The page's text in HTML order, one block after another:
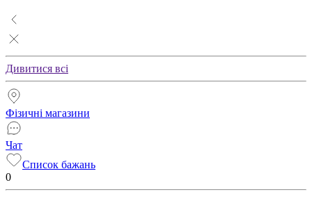
Дивитися всі
Фізичні магазини
Чат
Список бажань
0